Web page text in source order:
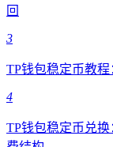
回
3
TP钱包稳定币教程
4
TP钱包稳定币兑